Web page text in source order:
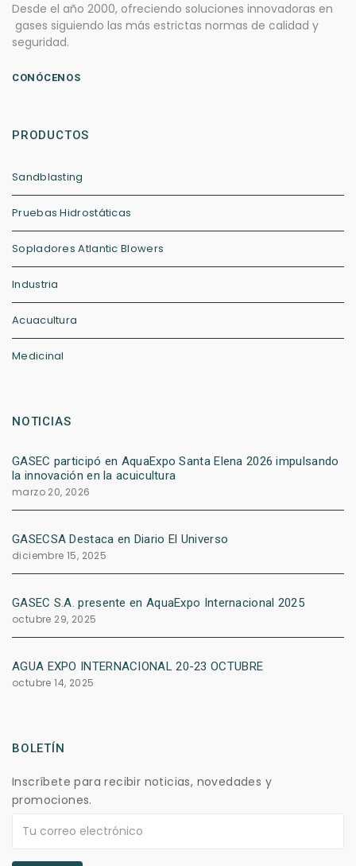
Desde el año 2000, ofreciendo soluciones innovadoras en
gases siguiendo las más estrictas normas de calidad y
seguridad.
CONÓCENOS
PRODUCTOS
Sandblasting
Pruebas Hidrostáticas
Sopladores Atlantic Blowers
Industria
Acuacultura
Medicinal
NOTICIAS
GASEC participó en AquaExpo Santa Elena 2026 impulsando
la innovación en la acuicultura
marzo 20, 2026
GASECSA Destaca en Diario El Universo
diciembre 15, 2025
GASEC S.A. presente en AquaExpo Internacional 2025
octubre 29, 2025
AGUA EXPO INTERNACIONAL 20-23 OCTUBRE
octubre 14, 2025
BOLETÍN
Inscríbete para recibir noticias, novedades y
promociones.